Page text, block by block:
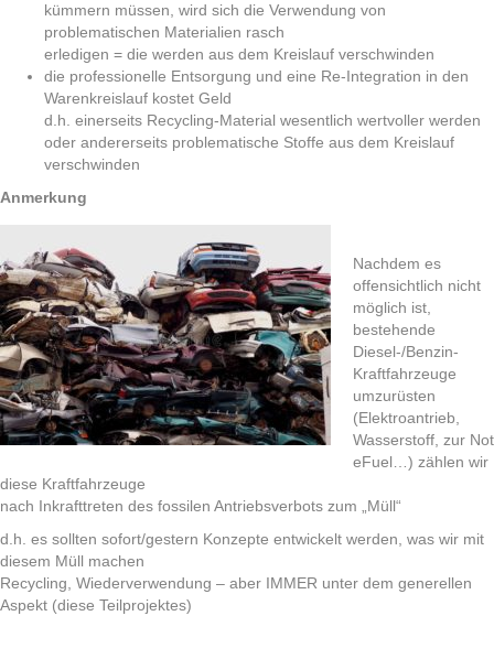
kümmern müssen, wird sich die Verwendung von
problematischen Materialien rasch
erledigen = die werden aus dem Kreislauf verschwinden
die professionelle Entsorgung und eine Re-Integration in den
Warenkreislauf kostet Geld
d.h. einerseits Recycling-Material wesentlich wertvoller werden
oder andererseits problematische Stoffe aus dem Kreislauf
verschwinden
Anmerkung
Nachdem es
offensichtlich nicht
möglich ist,
bestehende
Diesel-/Benzin-
Kraftfahrzeuge
umzurüsten
(Elektroantrieb,
Wasserstoff, zur Not
eFuel…) zählen wir
diese Kraftfahrzeuge
nach Inkrafttreten des fossilen Antriebsverbots zum „Müll“
d.h. es sollten sofort/gestern Konzepte entwickelt werden, was wir mit
diesem Müll machen
Recycling, Wiederverwendung – aber IMMER unter dem generellen
Aspekt (diese Teilprojektes)